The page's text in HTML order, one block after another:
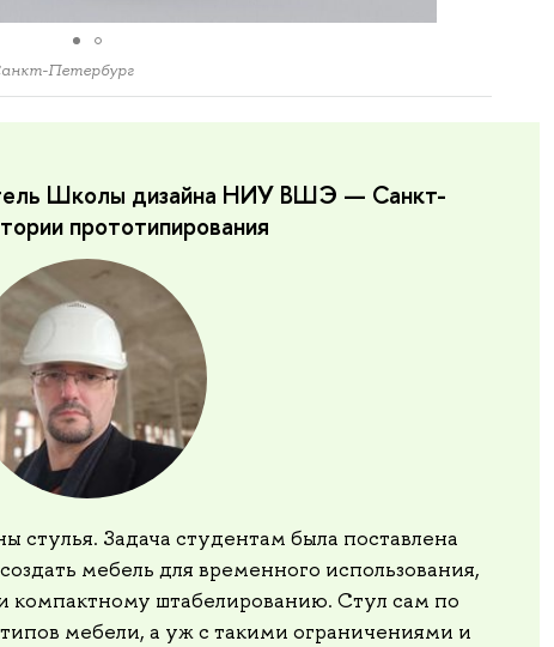
Петербург
Школы дизайна НИУ ВШЭ — Санкт-
прототипирования
стулья. Задача студентам была поставлена
мебель для временного использования,
штабелированию. Стул сам по
мебели, а уж с такими ограничениями и